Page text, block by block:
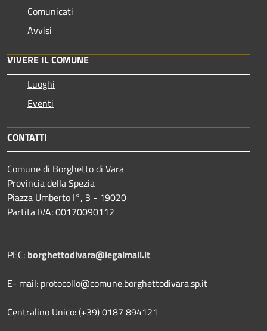
Comunicati
Avvisi
VIVERE IL COMUNE
Luoghi
Eventi
CONTATTI
Comune di Borghetto di Vara
Provincia della Spezia
Piazza Umberto I°, 3 - 19020
Partita IVA: 00170090112
PEC: borghettodivara@legalmail.it
E- mail: protocollo@comune.borghettodivara.sp.it
Centralino Unico: (+39) 0187 894121